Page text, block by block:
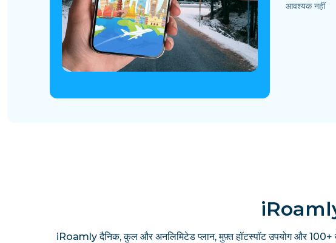
आवश्यक नहीं
iRoamly दैनिक, कुल और अनलिमिटेड प्लान, मुफ़्त हॉटस्पॉट उपयोग और